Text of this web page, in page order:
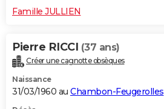
Famille JULLIEN
Pierre RICCI (37 ans)
Créer une cagnotte obsèques
Naissance
31/03/1960 au Chambon-Feugerolles